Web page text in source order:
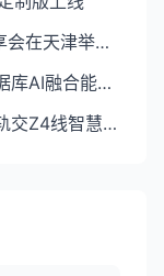
2026年GBASE技术云享会在天津举行，发布AI原生数据库及全栈产品迭代
南大通用发布GBase数据库AI融合能力方案，提出AI时代数据库新范式
GBase数据库助力天津轨交Z4线智慧升级，日均支撑30万客流顺畅通行